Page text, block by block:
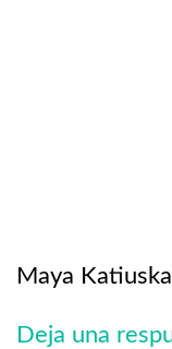
Maya Katiuska
Deja una